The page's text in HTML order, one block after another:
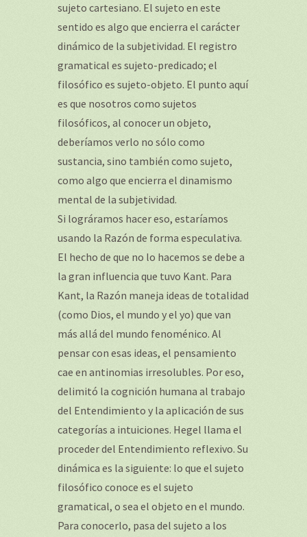
sujeto cartesiano. El sujeto en este
sentido es algo que encierra el carácter
dinámico de la subjetividad. El registro
gramatical es sujeto-predicado; el
filosófico es sujeto-objeto. El punto aquí
es que nosotros como sujetos
filosóficos, al conocer un objeto,
deberíamos verlo no sólo como
sustancia, sino también como sujeto,
como algo que encierra el dinamismo
mental de la subjetividad.
Si lográramos hacer eso, estaríamos
usando la Razón de forma especulativa.
El hecho de que no lo hacemos se debe a
la gran influencia que tuvo Kant. Para
Kant, la Razón maneja ideas de totalidad
(como Dios, el mundo y el yo) que van
más allá del mundo fenoménico. Al
pensar con esas ideas, el pensamiento
cae en antinomias irresolubles. Por eso,
delimitó la cognición humana al trabajo
del Entendimiento y la aplicación de sus
categorías a intuiciones. Hegel llama el
proceder del Entendimiento reflexivo. Su
dinámica es la siguiente: lo que el sujeto
filosófico conoce es el sujeto
gramatical, o sea el objeto en el mundo.
Para conocerlo, pasa del sujeto a los